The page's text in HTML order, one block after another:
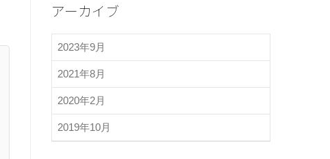
アーカイブ
2023年9月
2021年8月
2020年2月
2019年10月